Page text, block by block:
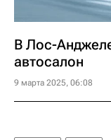
В Лос-
автосалон
9 марта 2025, 06:08